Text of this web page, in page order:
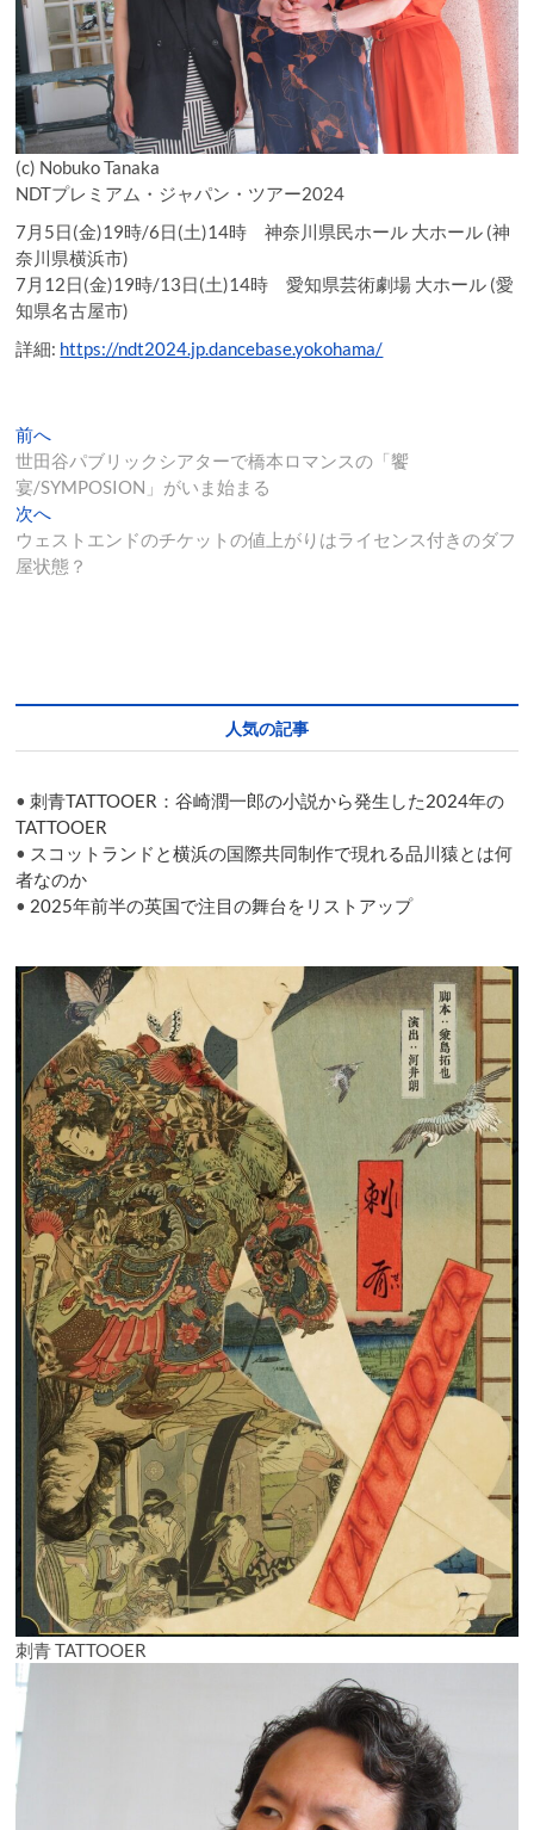
(c) Nobuko Tanaka
NDTプレミアム・ジャパン・ツアー2024
7月5日(金)19時/6日(土)14時 神奈川県民ホール 大ホール (神
奈川県横浜市)
7月12日(金)19時/13日(土)14時 愛知県芸術劇場 大ホール (愛
知県名古屋市)
詳細: https://ndt2024.jp.dancebase.yokohama/
投
稿
ナ
ビ
ョ
ン
前へ
去
の
稿:
世田谷パブリックシアターで橋本ロマンスの「饗
宴/SYMPOSION」がいま始まる
次へ
の
投
ウェストエンドのチケットの値上がりはライセンス付きのダフ
屋状態？
人気の記事
•刺青TATTOOER：谷崎潤一郎の小説から発生した2024年の
TATTOOER
• スコットランドと横浜の国際共同制作で現れる品川猿とは何
者なのか
• 2025年前半の英国で注目の舞台をリストアップ
刺青 TATTOOER